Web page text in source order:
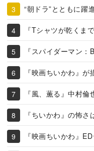
“朝ドラ”とともに躍
『Tシャツが乾くま
『スパイダーマン：
『映画ちいかわ』が
『風、薫る』中村
『ちいかわ』の怖さ
『映画ちいかわ』